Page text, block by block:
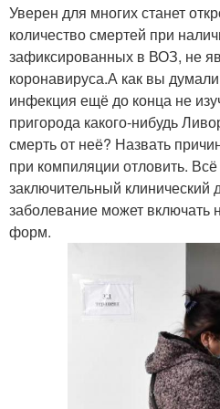
Уверен для многих станет
количество смертей при
зафиксированных в ВОЗ, не
коронавируса.А как вы
инфекция ещё до конца не
пригорода какого-нибудь
смерть от неё? Назвать
при компиляции отловить.
заключительный клинический
заболевание может включать
форм.